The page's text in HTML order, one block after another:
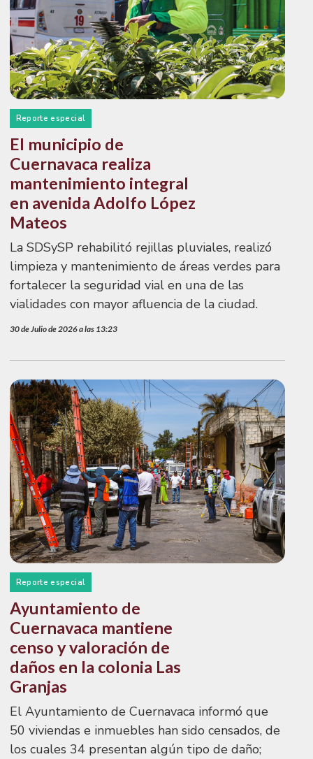
Reporte especial
El municipio de
Cuernavaca realiza
mantenimiento integral
en avenida Adolfo López
Mateos
La SDSySP rehabilitó rejillas pluviales, realizó
limpieza y mantenimiento de áreas verdes para
fortalecer la seguridad vial en una de las
vialidades con mayor afluencia de la ciudad.
30 de Julio de 2026 a las 13:23
Reporte especial
Ayuntamiento de
Cuernavaca mantiene
censo y valoración de
daños en la colonia Las
Granjas
El Ayuntamiento de Cuernavaca informó que
50 viviendas e inmuebles han sido censados, de
los cuales 34 presentan algún tipo de daño;